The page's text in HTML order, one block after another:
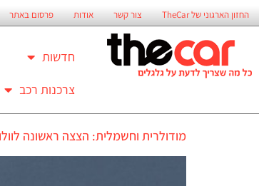
החזון הארגוני של TheCar צור קשר אודות פרסום באתר
חדשות
צרכנות רכב
מודולרית וחשמלית: הצצה ראשונה לוולוו